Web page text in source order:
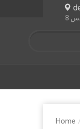
Home